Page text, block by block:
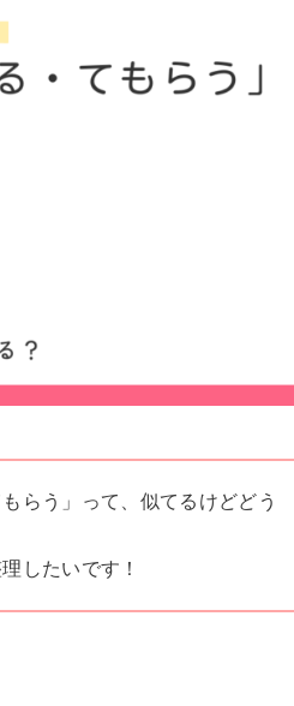
らう」って、似てるけどどう
したいです！